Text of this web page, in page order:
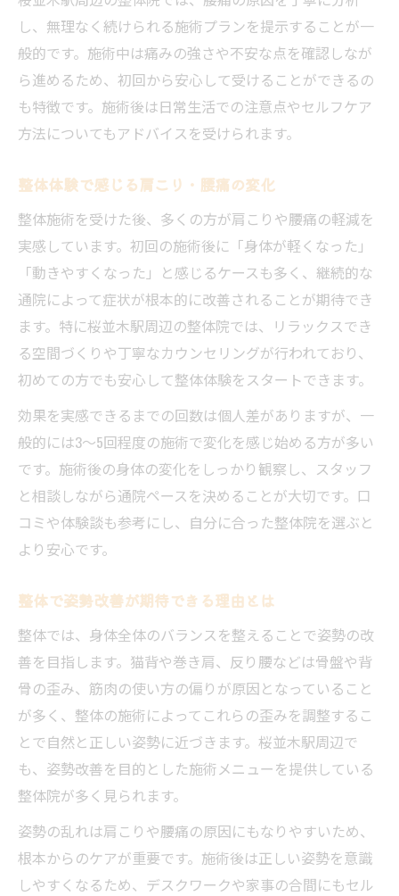
し、無理なく続けられる施術プランを提示することが一
般的です。施術中は痛みの強さや不安な点を確認しなが
ら進めるため、初回から安心して受けることができるの
も特徴です。施術後は日常生活での注意点やセルフケア
方法についてもアドバイスを受けられます。
整体体験で感じる肩こり・腰痛の変化
整体施術を受けた後、多くの方が肩こりや腰痛の軽減を
実感しています。初回の施術後に「身体が軽くなった」
「動きやすくなった」と感じるケースも多く、継続的な
通院によって症状が根本的に改善されることが期待でき
ます。特に桜並木駅周辺の整体院では、リラックスでき
る空間づくりや丁寧なカウンセリングが行われており、
初めての方でも安心して整体体験をスタートできます。
効果を実感できるまでの回数は個人差がありますが、一
般的には3～5回程度の施術で変化を感じ始める方が多い
です。施術後の身体の変化をしっかり観察し、スタッフ
と相談しながら通院ペースを決めることが大切です。口
コミや体験談も参考にし、自分に合った整体院を選ぶと
より安心です。
整体で姿勢改善が期待できる理由とは
整体では、身体全体のバランスを整えることで姿勢の改
善を目指します。猫背や巻き肩、反り腰などは骨盤や背
骨の歪み、筋肉の使い方の偏りが原因となっていること
が多く、整体の施術によってこれらの歪みを調整するこ
とで自然と正しい姿勢に近づきます。桜並木駅周辺で
も、姿勢改善を目的とした施術メニューを提供している
整体院が多く見られます。
姿勢の乱れは肩こりや腰痛の原因にもなりやすいため、
根本からのケアが重要です。施術後は正しい姿勢を意識
しやすくなるため、デスクワークや家事の合間にもセル